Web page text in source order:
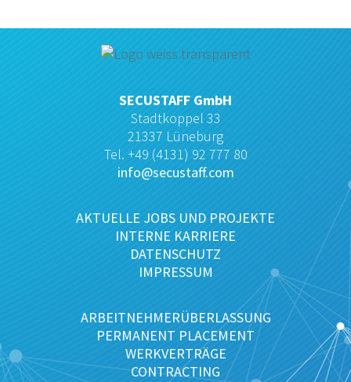
SECUSTAFF GmbH
Stadtkoppel 33
21337 Lüneburg
Tel. +49 (4131) 92 777 80
info@secustaff.com
AKTUELLE JOBS UND PROJEKTE
INTERNE KARRIERE
DATENSCHUTZ
IMPRESSUM
ARBEITNEHMERÜBERLASSUNG
PERMANENT PLACEMENT
WERKVERTRÄGE
CONTRACTING